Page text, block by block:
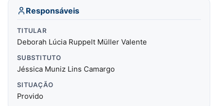
Responsáveis
TITULAR
Deborah Lúcia Ruppelt Müller Valente
SUBSTITUTO
Jéssica Muniz Lins Camargo
SITUAÇÃO
Provido